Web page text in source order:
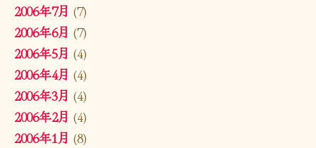
2006年7月 (7)
2006年6月 (7)
2006年5月 (4)
2006年4月 (4)
2006年3月 (4)
2006年2月 (4)
2006年1月 (8)